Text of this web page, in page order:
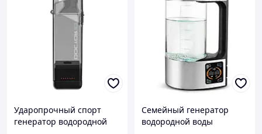
Ударопрочный спорт
генератор водородной
Семейный генератор
водородной воды